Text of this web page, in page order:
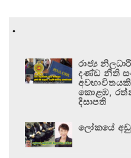
.
රාජ්‍ය
දණ්ඩ නීති
කොළඹ,
දිසාපති
ලෝකයේ